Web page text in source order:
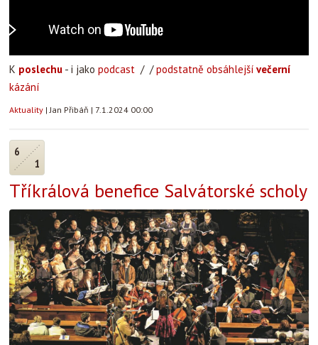
K poslechu - i jako podcast / /podstatně obsáhlejší večerní
kázání
Aktuality |Jan Přibáň | 7.1.2024 00:00
6
1
Tříkrálová benefice Salvátorské scholy